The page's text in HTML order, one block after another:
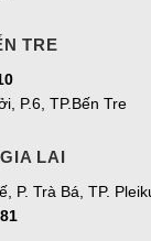
TRE
P.6, TP.Bến Tre
LAI
P. Trà Bá, TP.